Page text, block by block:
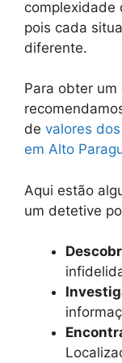
complexidade
pois cada
diferente.
Para obter
de valores
em Alto
Aqui estão
um detetive